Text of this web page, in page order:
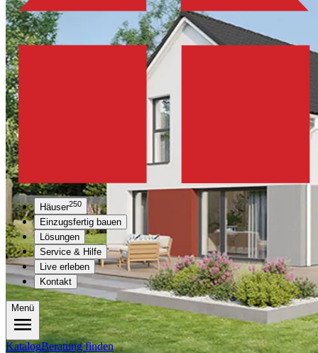
Häuser250
Einzugsfertig bauen
Lösungen
Service & Hilfe
Live erleben
Kontakt
Menü
KatalogBeratung finden